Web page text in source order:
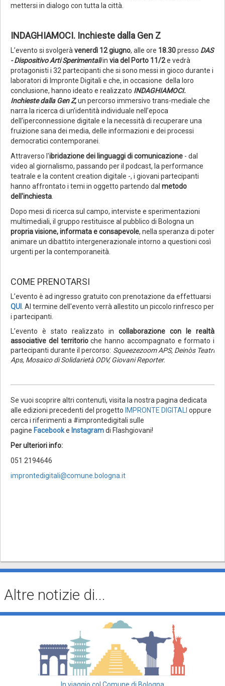
mettersi in dialogo con tutta la città.
INDAGHIAMOCI. Inchieste dalla Gen Z
L’evento si svolgerà venerdì 12 giugno, alle ore 18.30presso DAS
- Dispositivo Arti Sperimentaliin via del Porto 11/2e vedrà
protagonisti i 32 partecipanti che si sono messi in gioco durante i
laboratori di Impronte Digitali e che, in occasione della loro
conclusione, hanno ideato e realizzato INDAGHIAMOCI.
Inchieste dalla Gen Z,un percorso immersivo trans-mediale che
narra la ricerca di un’identità individuale nell’epoca
dell’iperconnessione digitale e la necessità di recuperare una
fruizione sana dei media, delle informazioni e dei processi
democratici contemporanei.
Attraverso l'ibridazione dei linguaggi di comunicazione - dal
video al giornalismo, passando per il podcast, la performance
teatrale e la content creation digitale -, i giovani partecipanti
hanno affrontato i temi in oggetto partendo dal metodo
dell'inchiesta
Dopo mesi di ricerca sul campo, interviste e sperimentazioni
multimediali, il gruppo restituisce al pubblico di Bologna un
propria visione, informata e consapevole, nella speranza di poter
animare un dibattito intergenerazionale intorno a questioni così
urgenti per la contemporaneità.
COME PRENOTARSI
L’evento è ad ingresso gratuito con prenotazione da effettuarsi
QUI . Al termine dell'evento verrà allestito un piccolo rinfresco per
i partecipanti.
L’evento è stato realizzato in collaborazione con le realtà
associative del territorioche hanno accompagnato e formato i
partecipanti durante il percorso: Squeezezoom APS, Deinòs Teatri
Aps, Mosaico di Solidarietà ODV, Giovani Reporter.
Se vuoi scoprire altri contenuti, visita la nostra pagina dedicata
alle edizioni precedenti del progetto IMPRONTE DIGITALI
oppure
cerca i riferimenti a #improntedigitali sulle
pagine Facebooke Instagramdi Flashgiovani!
Per ulteriori info:
051 2194646
improntedigitali@comune.bologna.it
Altre notizie di...